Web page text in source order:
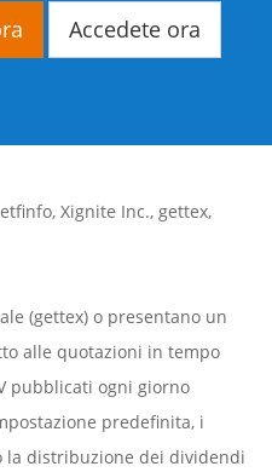
Accedete ora
etfinfo, Xignite Inc., gettex,
(gettex) o presentano un
alle quotazioni in tempo
pubblicati ogni giorno
predefinita, i
la distribuzione dei dividendi